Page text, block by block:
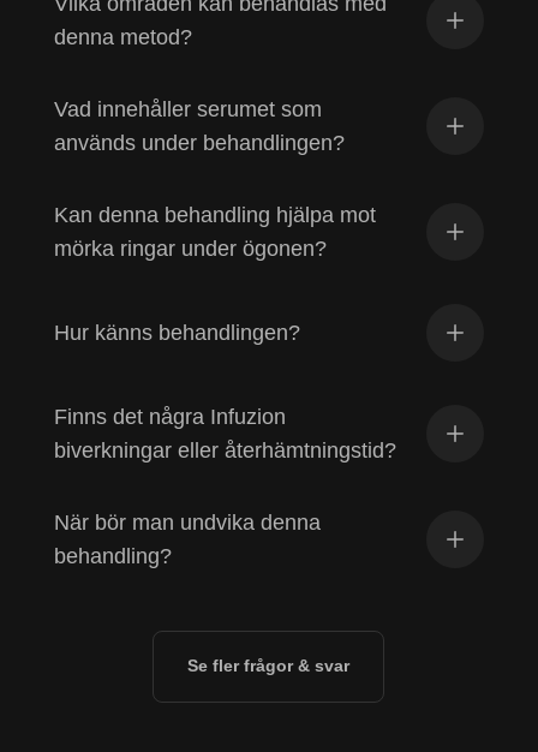
denna metod?
Vad innehåller serumet som
används under behandlingen?
Kan denna behandling hjälpa mot
mörka ringar under ögonen?
Hur känns behandlingen?
Finns det några Infuzion
biverkningar eller återhämtningstid?
När bör man undvika denna
behandling?
Se fler frågor & svar